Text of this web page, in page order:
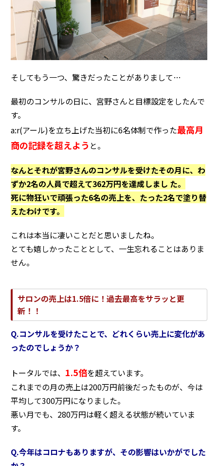
そしてもう一つ、驚きだったことがありまして…
最初のコンサルの日に、宮野さんと目標設定をしたんで
す。
a:r(アール)を立ち上げた当初に6名体制で作った最高月
商の記録を超えよう と。
なんとそれが宮野さんのコンサルを受けたその月に、わ
ずか2名の人員で超えて362万円を達成しまし た。
死に物狂いで頑張った6名の売上を、たった2名で塗り替
えたわけです。
これは本当に凄いことだと思いましたね。
とても嬉しかったこととして、一生忘れることはありま
せん。
サロンの売上は1.5倍に！過去最高をサラッと更
新！！
Q.コンサルを受けたことで、どれくらい売上に変化があ
ったのでしょうか？
トータルでは、 1.5倍を超えています。
これまでの月の売上は200万円前後だったものが、今は
平均して300万円になりました。
悪い月でも、280万円は軽く超える状態が続いていま
す。
Q.今年はコロナもありますが、その影響はいかがでした